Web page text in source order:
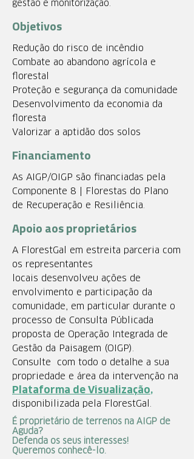
gestão e monitorização.
Objetivos
Redução do risco de incêndio
Combate ao abandono agrícola e
florestal
Proteção e segurança da comunidade
Desenvolvimento da economia da
floresta
Valorizar a aptidão dos solos
Financiamento
As AIGP/OIGP são financiadas pela
Componente 8 | Florestas do Plano
de Recuperação e Resiliência.
Apoio aos proprietários
A FlorestGal em estreita parceria com
os representantes
locais desenvolveu ações de
envolvimento e participação da
comunidade, em particular durante o
processo de Consulta Públicada
proposta de Operação Integrada de
Gestão da Paisagem (OIGP).
Consulte com todo o detalhe a sua
propriedade e área da intervenção na
Plataforma de Visualização,
disponibilizada pela FlorestGal.
É proprietário de terrenos na AIGP de
Aguda?
Defenda os seus interesses!
Queremos conhecê-lo.